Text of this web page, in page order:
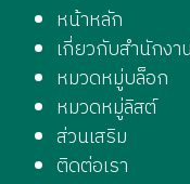
หน้าหลัก
เกี่ยวกับสำนักงา
หมวดหมู่บล็อก
หมวดหมู่ลิสต์
ส่วนเสริม
ติดต่อเรา